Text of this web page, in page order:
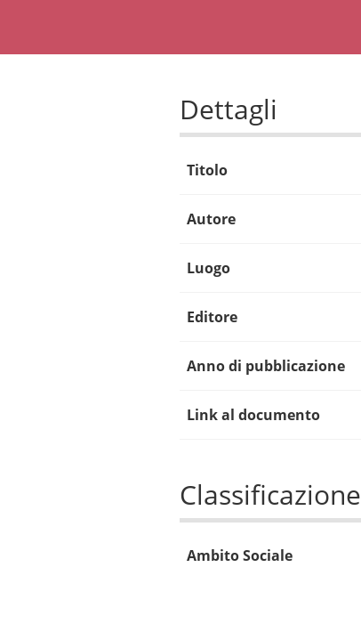
Dettagli
Titolo
Autore
Luogo
Editore
Anno di pubblicazione
Link al documento
Classificazione
Ambito Sociale